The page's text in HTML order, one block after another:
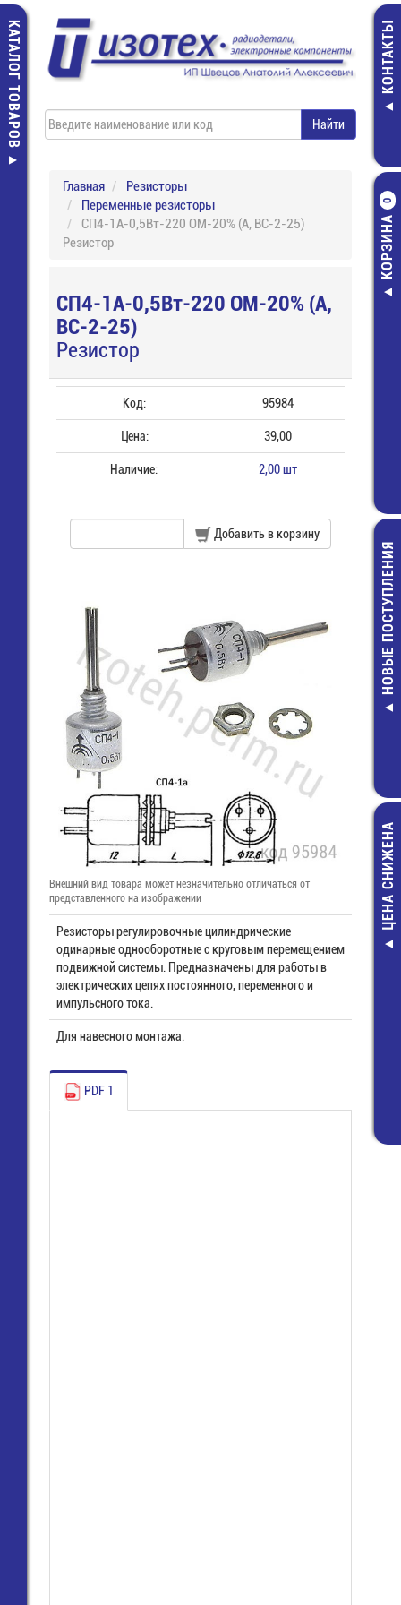
КАТАЛОГ ТОВАРОВ КОНТАКТЫ
КОРЗИНА
0
Дроссель
10 мкГн -
НОВЫЕ ПОСТУПЛЕНИЯ
8813 S /12
ЦЕНА СНИЖЕНА
Главная
Резисторы
Переменные резисторы
СП4-1А-0,5Вт-220 ОМ-20% (А, ВС-2-25)
Резистор
СП4-1А-0,5Вт-220 ОМ-20% (А,
ВС-2-25)
Резистор
Код: 95984
Цена: 39,00
Наличие: 2,00 шт
Добавить в корзину
Внешний вид товара может незначительно отличаться от
представленного на изображении
Резисторы регулировочные цилиндрические
одинарные однооборотные с круговым перемещением
подвижной системы. Предназначены для работы в
электрических цепях постоянного, переменного и
импульсного тока.
Для навесного монтажа.
PDF 1